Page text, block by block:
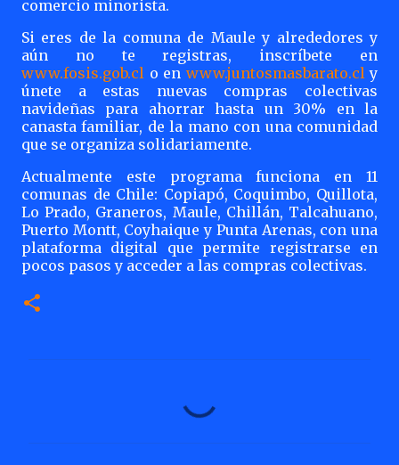
comercio minorista.
Si eres de la comuna de Maule y alrededores y
aún no te registras, inscríbete en
www.fosis.gob.cl o en www.juntosmasbarato.cly
únete a estas nuevas compras colectivas
navideñas para ahorrar hasta un 30% en la
canasta familiar, de la mano con una comunidad
que se organiza solidariamente.
Actualmente este programa funciona en 11
comunas de Chile: Copiapó, Coquimbo, Quillota,
Lo Prado, Graneros, Maule, Chillán, Talcahuano,
Puerto Montt, Coyhaique y Punta Arenas, con una
plataforma digital que permite registrarse en
pocos pasos y acceder a las compras colectivas.